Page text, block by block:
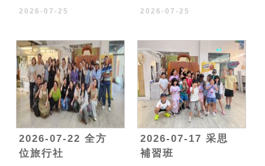
2026-07-25 2026-07-25
2026-07-22 全方
位旅行社
2026-07-17 采思
補習班